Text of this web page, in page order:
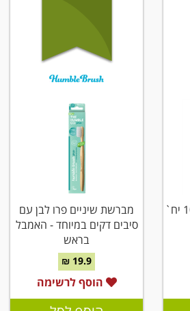
קיסם שיניים מבמבוק 100 יח`
מברשת שיניים פרו לבן עם
סיבים דקים במיוחד - האמבל
בראש
19.9 ₪
הוסף לרשימה